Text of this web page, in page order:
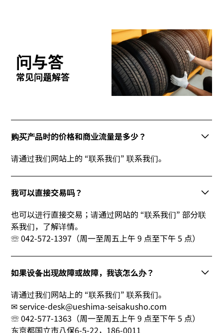
问与答
常见问题解答
购买产品时的价格和商业流量是多少？
请通过我们网站上的 “联系我们” 联系我们。
我可以直接交易吗？
也可以进行直接交易；请通过网站的 “联系我们” 部分联
系我们，了解详情。
☏ 042-572-1397（周一至周五上午 9 点至下午 5 点）
如果设备出现故障或故障，我该怎么办？
请通过我们网站上的 “联系我们” 联系我们。
✉ service-desk@ueshima-seisakusho.com
☏ 042-577-1363（周一至周五上午 9 点至下午 5 点）
东京都国立市八保6-5-22，186-0011